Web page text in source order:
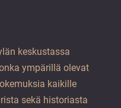
keskustassa
ympärillä olevat
kaikille
sekä historiasta